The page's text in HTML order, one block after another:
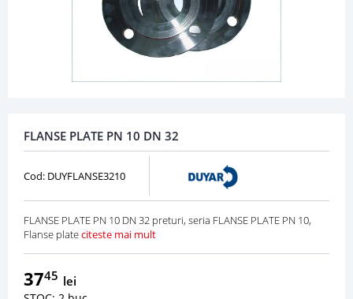
FLANSE PLATE PN 10 DN 32
Cod: DUYFLANSE3210
FLANSE PLATE PN 10 DN 32 preturi, seria FLANSE PLATE PN 10,
Flanse plateciteste mai mult
3745 lei